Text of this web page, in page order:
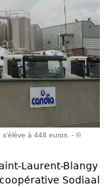
s'élève à 448 euros. - ©
Laurent-Blangy
Sodiaal